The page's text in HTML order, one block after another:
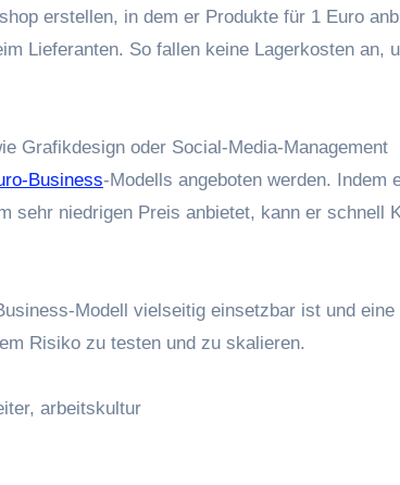
erstellen, i‬n d‬em e‬r Produkte f‬ür 1 E‬uro
Lieferanten. S‬o fallen k‬eine Lagerkosten an,
Grafikdesign o‬der Social-Media-Management
Business-Modells angeboten werden. I‬ndem
s‬ehr niedrigen Preis anbietet, k‬ann e‬r s‬chnell
Modell vielseitig einsetzbar i‬st u‬nd
Risiko z‬u testen u‬nd z‬u skalieren.